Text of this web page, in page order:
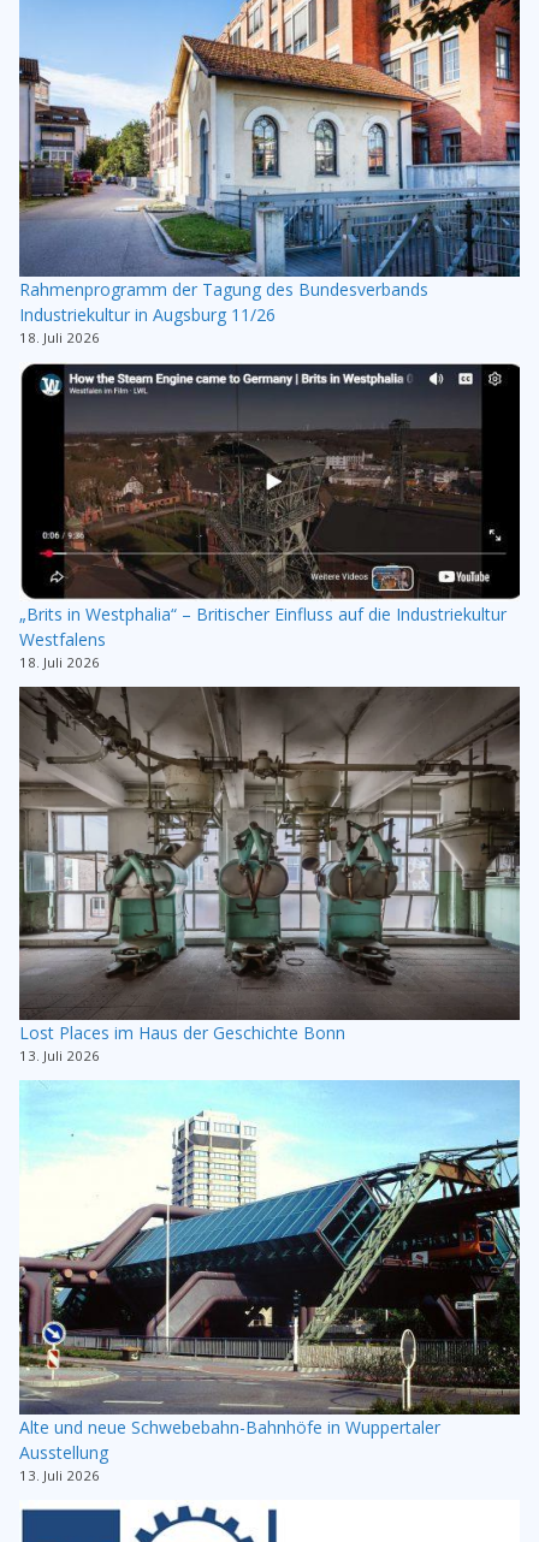
Rahmenprogramm der Tagung des Bundesverbands
Industriekultur in Augsburg 11/26
18. Juli 2026
„Brits in Westphalia“ – Britischer Einfluss auf die Industriekultur
Westfalens
18. Juli 2026
Lost Places im Haus der Geschichte Bonn
13. Juli 2026
Alte und neue Schwebebahn-Bahnhöfe in Wuppertaler
Ausstellung
13. Juli 2026